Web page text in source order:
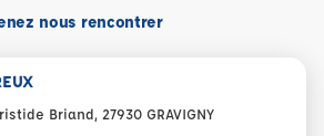
nous rencontrer
Briand, 27930 GRAVIGNY